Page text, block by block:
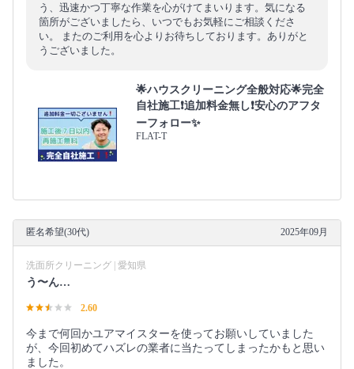
う、迅速かつ丁寧な作業を心がけてまいります。気になる
箇所がございましたら、いつでもお気軽にご相談くださ
い。 またのご利用を心よりお待ちしております。ありがと
うございました。
🌟ハウスクリーニング全般対応🌟完全
自社施工❗️追加料金無し❗️安心のアフタ
ーフォロー✨
FLAT-T
匿名希望(30代) 2025年09月
洗面所クリーニング | 愛知県
う〜ん…
2.60
今まで何回かユアマイスターを使ってお願いしていました
が、今回初めてハズレの業者に当たってしまったかもと思い
ました。